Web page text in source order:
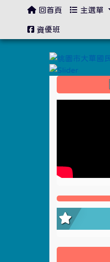
:::
回首頁 主選單
資優班